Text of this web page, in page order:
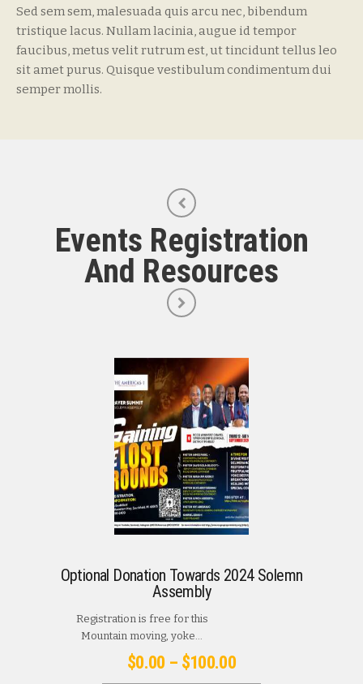
Sed sem sem, malesuada quis arcu nec, bibendum
tristique lacus. Nullam lacinia, augue id tempor
faucibus, metus velit rutrum est, ut tincidunt tellus leo
sit amet purus. Quisque vestibulum condimentum dui
semper mollis.
Events Registration
And Resources
Optional Donation Towards 2024 Solemn
Assembly
Registration is free for this
Mountain moving, yoke...
$0.00 – $100.00Price